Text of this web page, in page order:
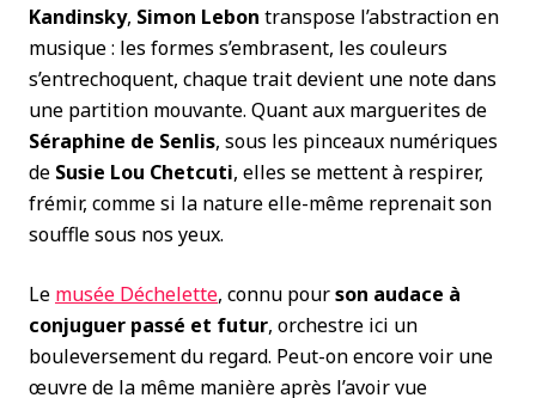
Kandinsky, Simon Lebon transpose l’abstraction en
musique : les formes s’embrasent, les couleurs
s’entrechoquent, chaque trait devient une note dans
une partition mouvante. Quant aux marguerites de
Séraphine de Senlis, sous les pinceaux numériques
de Susie Lou Chetcuti, elles se mettent à respirer,
frémir, comme si la nature elle-même reprenait son
souffle sous nos yeux.
Le musée Déchelette, connu pourson audace à
conjuguer passé et futur, orchestre ici un
bouleversement du regard. Peut-on encore voir une
œuvre de la même manière après l’avoir vue